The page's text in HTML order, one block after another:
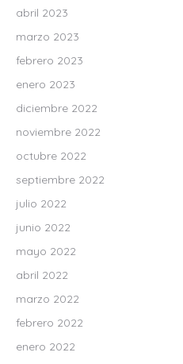
abril 2023
marzo 2023
febrero 2023
enero 2023
diciembre 2022
noviembre 2022
octubre 2022
septiembre 2022
julio 2022
junio 2022
mayo 2022
abril 2022
marzo 2022
febrero 2022
enero 2022